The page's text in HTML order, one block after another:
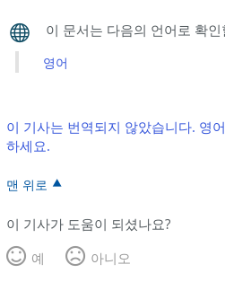
영어
이 기사는 번역되지 않았습니다. 영
하세요.
맨 위로
이 기사가 도움이 되셨나요?
예
아니오